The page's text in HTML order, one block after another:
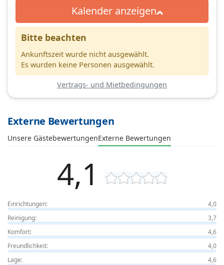
Kalender anzeigen
Bitte beachten
Ankunftszeit wurde nicht ausgewählt.
Es wurden keine Personen ausgewählt.
Vertrags- und Mietbedingungen
Externe Bewertungen
Unsere GästebewertungenExterne Bewertungen
4,1
Einrichtungen:
4,0
Reinigung:
3,7
Komfort:
4,6
Freundlichkeit:
4,0
Lage:
4,6